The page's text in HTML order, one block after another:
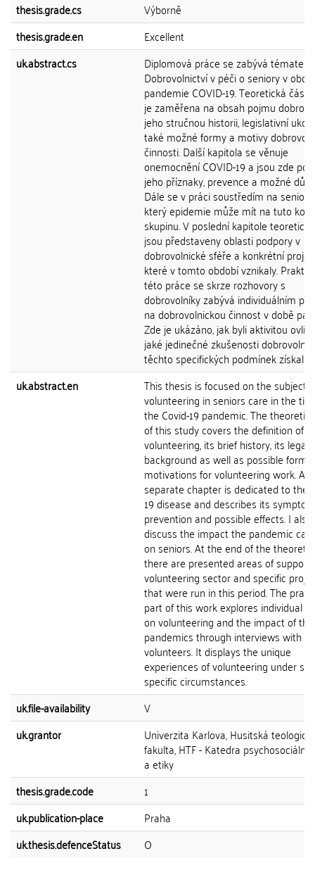
thesis.grade.cs
Výborně
thesis.grade.en
Excellent
uk.abstract.cs
Diplomová práce se zabývá tématem
Dobrovolnictví v péči o seniory v
pandemie COVID-19. Teoretická část
je zaměřena na obsah pojmu
jeho stručnou historii, legislativní
také možné formy a motivy
činnosti. Další kapitola se věnuje
onemocnění COVID-19 a jsou zde
jeho příznaky, prevence a možné
Dále se v práci soustředím na
který epidemie může mít na tuto
skupinu. V poslední kapitole
jsou představeny oblasti podpory v
dobrovolnické sféře a konkrétní
které v tomto období vznikaly.
této práce se skrze rozhovory s
dobrovolníky zabývá individuálním
na dobrovolnickou činnost v době
Zde je ukázáno, jak byli aktivitou
jaké jedinečné zkušenosti
těchto specifických podmínek získali.
uk.abstract.en
This thesis is focused on the subject
volunteering in seniors care in the
the Covid-19 pandemic. The
of this study covers the definition of
volunteering, its brief history, its legal
background as well as possible
motivations for volunteering work. A
separate chapter is dedicated to the
19 disease and describes its
prevention and possible effects. I also
discuss the impact the pandemic
on seniors. At the end of the
there are presented areas of support
volunteering sector and specific
that were run in this period. The
part of this work explores individual
on volunteering and the impact of the
pandemics through interviews with
volunteers. It displays the unique
experiences of volunteering under
specific circumstances.
uk.file-availability
V
uk.grantor
Univerzita Karlova, Husitská
fakulta, HTF - Katedra
a etiky
thesis.grade.code
1
uk.publication-place
Praha
uk.thesis.defenceStatus
O